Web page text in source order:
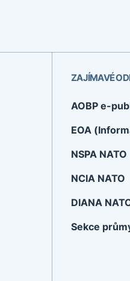
ZAJÍMAVÉ
AOBP e-
EOA
NSPA NATO
NCIA NATO
DIANA
Sekce